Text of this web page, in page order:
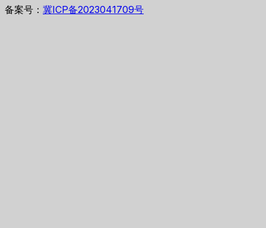
备案号： 冀ICP备2023041709号